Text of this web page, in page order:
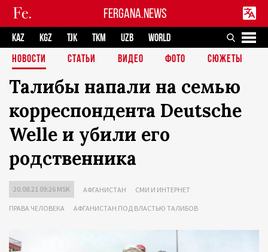
FERGANA.NEWS
KAZ KGZ TJK TKM UZB
WORLD
НОВОСТИ
СТАТЬИ ВИДЕО ФОТО СЮЖЕТЫ
Талибы напали на семью
корреспондента Deutsche
Welle и убили его
родственника
20.08.21 09:26 MSK АФГАНИСТАН СМИ И ИНТЕРНЕТ
ПРАВА ЧЕЛОВЕКА АФГАНИСТАН ПОД ВЛАСТЬЮ ТАЛИБОВ